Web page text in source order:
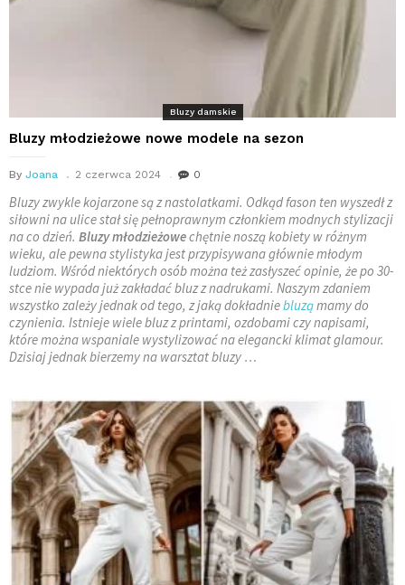
Bluzy damskie
Bluzy młodzieżowe nowe modele na sezon
By Joana 2 czerwca 2024 0
Bluzy zwykle kojarzone są z nastolatkami. Odkąd fason ten wyszedł z
siłowni na ulice stał się pełnoprawnym członkiem modnych stylizacji
na co dzień. Bluzy młodzieżowechętnie noszą kobiety w różnym
wieku, ale pewna stylistyka jest przypisywana głównie młodym
ludziom. Wśród niektórych osób można też zasłyszeć opinie, że po 30-
stce nie wypada już zakładać bluz z nadrukami. Naszym zdaniem
wszystko zależy jednak od tego, z jaką dokładniebluząmamy do
czynienia. Istnieje wiele bluz z printami, ozdobami czy napisami,
które można wspaniale wystylizować na elegancki klimatglamour.
Dzisiaj jednak bierzemy na warsztat bluzy …